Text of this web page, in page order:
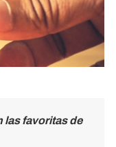
las favoritas de